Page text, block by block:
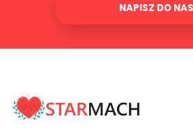
NAPISZ DO NAS